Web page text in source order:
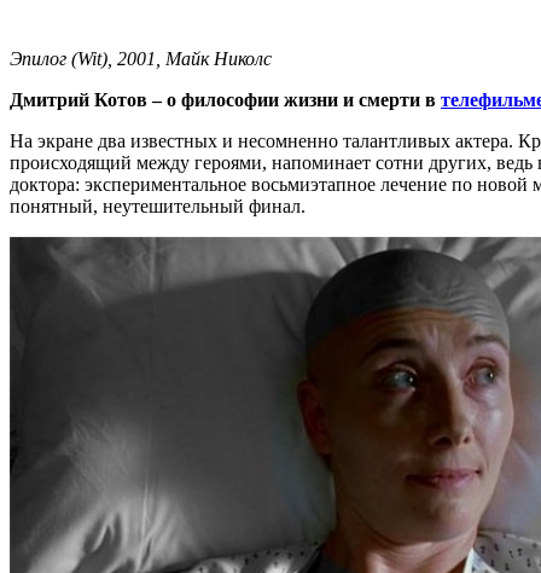
Эпилог (Wit), 2001, Майк Николс
Дмитрий Котов – о философии жизни и смерти в
На экране два известных и несомненно талантливых актера.
происходящий между героями, напоминает сотни других,
доктора: экспериментальное восьмиэтапное лечение по
понятный, неутешительный финал.